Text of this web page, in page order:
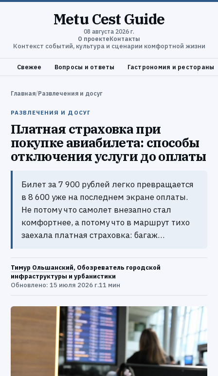
Metu Cest Guide
08 августа 2026 г.
О проектеКонтакты
Контекст событий, культура и сценарии комфортной жизни
Свежее Вопросы и ответы Гастрономия и рестораны
Главная/Развлечения и досуг
РАЗВЛЕЧЕНИЯ И ДОСУГ
Платная страховка при
покупке авиабилета: способы
отключения услуги до оплаты
Билет за 7 900 рублей легко превращается
в 8 600 уже на последнем экране оплаты.
Не потому что самолет внезапно стал
комфортнее, а потому что в маршрут тихо
заехала платная страховка: багаж…
Тимур Ольшанский, Обозреватель городской
инфраструктуры и урбанистики
Обновлено: 15 июля 2026 г.11 мин